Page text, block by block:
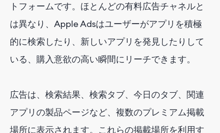
トフォームです。ほとんどの有料広告チャネルと
は異なり、Apple Adsはユーザーがアプリを積極
的に検索したり、新しいアプリを発見したりして
いる、購入意欲の高い瞬間にリーチできます。
広告は、検索結果、検索タブ、今日のタブ、関連
アプリの製品ページなど、複数のプレミアム掲載
場所に表示されます。これらの掲載場所を利用す